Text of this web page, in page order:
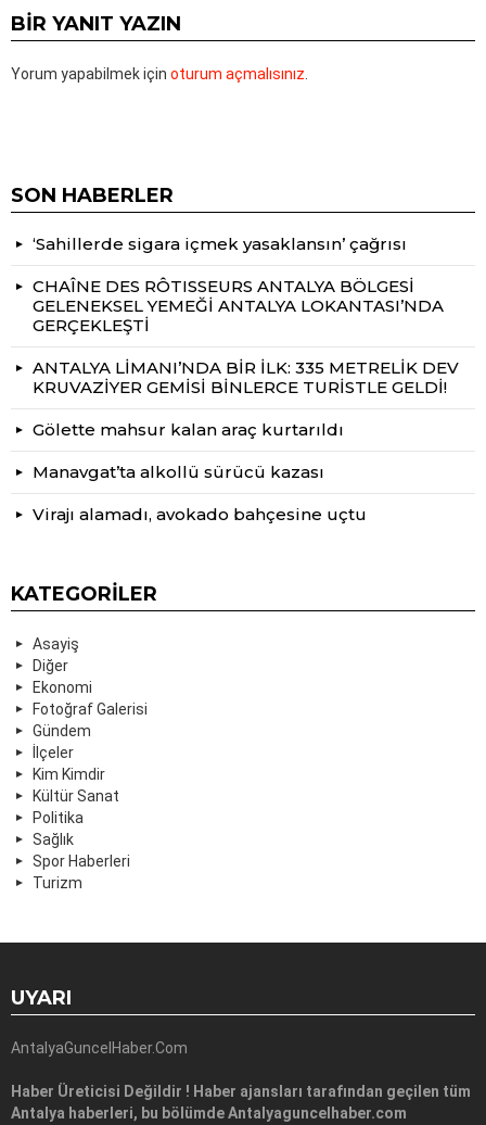
BIR YANIT YAZIN
Yorum yapabilmek için oturum açmalısınız
SON HABERLER
‘Sahillerde sigara içmek yasaklansın’ çağrısı
CHAÎNE DES RÔTISSEURS ANTALYA BÖLGESİ
GELENEKSEL YEMEĞİ ANTALYA LOKANTASI’NDA
GERÇEKLEŞTİ
ANTALYA LİMANI’NDA BİR İLK: 335 METRELİK DEV
KRUVAZİYER GEMİSİ BİNLERCE TURİSTLE GELDİ!
Gölette mahsur kalan araç kurtarıldı
Manavgat’ta alkollü sürücü kazası
Virajı alamadı, avokado bahçesine uçtu
KATEGORILER
Asayiş
Diğer
Ekonomi
Fotoğraf Galerisi
Gündem
İlçeler
Kim Kimdir
Kültür Sanat
Politika
Sağlık
Spor Haberleri
Turizm
UYARI
AntalyaGuncelHaber.Com
Haber Üreticisi Değildir ! Haber ajansları tarafından geçilen tüm
Antalya haberleri, bu bölümde Antalyaguncelhaber.com